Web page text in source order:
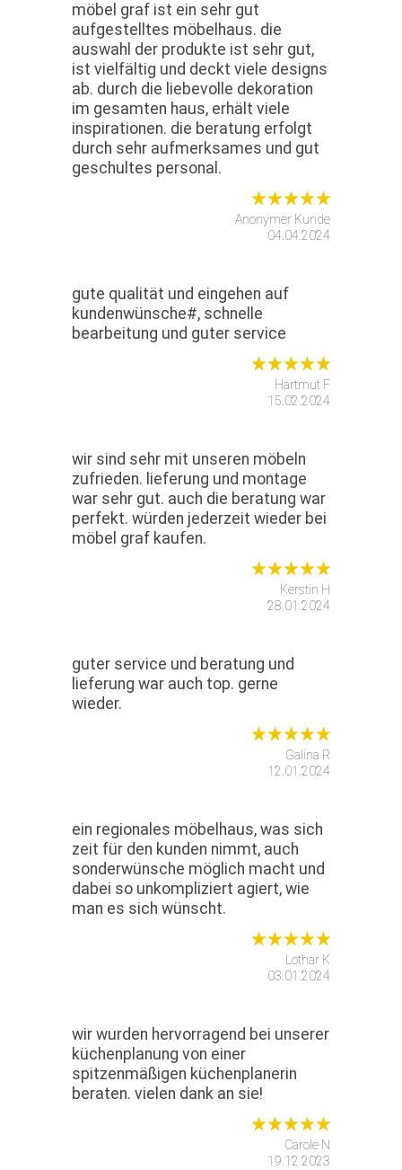
möbel graf ist ein sehr gut
aufgestelltes möbelhaus. die
auswahl der produkte ist sehr gut,
ist vielfältig und deckt viele designs
ab. durch die liebevolle dekoration
im gesamten haus, erhält viele
inspirationen. die beratung erfolgt
durch sehr aufmerksames und gut
geschultes personal.
Anonymer Kunde
04.04.2024
gute qualität und eingehen auf
kundenwünsche#, schnelle
bearbeitung und guter service
Hartmut F
15.02.2024
wir sind sehr mit unseren möbeln
zufrieden. lieferung und montage
war sehr gut. auch die beratung war
perfekt. würden jederzeit wieder bei
möbel graf kaufen.
Kerstin H
28.01.2024
guter service und beratung und
lieferung war auch top. gerne
wieder.
Galina R
12.01.2024
ein regionales möbelhaus, was sich
zeit für den kunden nimmt, auch
sonderwünsche möglich macht und
dabei so unkompliziert agiert, wie
man es sich wünscht.
Lothar K
03.01.2024
wir wurden hervorragend bei unserer
küchenplanung von einer
spitzenmäßigen küchenplanerin
beraten. vielen dank an sie!
Carole N
19.12.2023